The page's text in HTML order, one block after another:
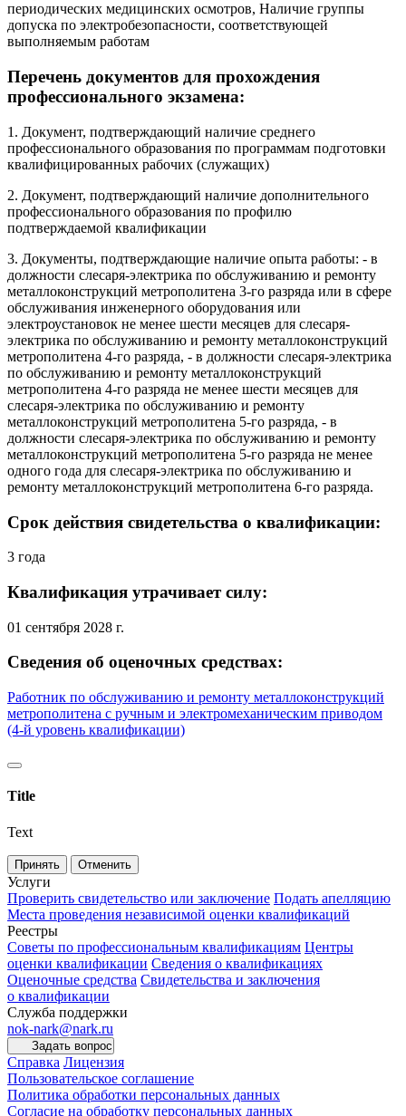
периодических медицинских осмотров, Наличие группы
допуска по электробезопасности, соответствующей
выполняемым работам
Перечень документов для прохождения
профессионального экзамена:
1. Документ, подтверждающий наличие среднего
профессионального образования по программам подготовки
квалифицированных рабочих (служащих)
2. Документ, подтверждающий наличие дополнительного
профессионального образования по профилю
подтверждаемой квалификации
3. Документы, подтверждающие наличие опыта работы: - в
должности слесаря-электрика по обслуживанию и ремонту
металлоконструкций метрополитена 3-го разряда или в сфере
обслуживания инженерного оборудования или
электроустановок не менее шести месяцев для слесаря-
электрика по обслуживанию и ремонту металлоконструкций
метрополитена 4-го разряда, - в должности слесаря-электрика
по обслуживанию и ремонту металлоконструкций
метрополитена 4-го разряда не менее шести месяцев для
слесаря-электрика по обслуживанию и ремонту
металлоконструкций метрополитена 5-го разряда, - в
должности слесаря-электрика по обслуживанию и ремонту
металлоконструкций метрополитена 5-го разряда не менее
одного года для слесаря-электрика по обслуживанию и
ремонту металлоконструкций метрополитена 6-го разряда.
Срок действия свидетельства о квалификации:
3 года
Квалификация утрачивает силу:
01 сентября 2028 г.
Сведения об оценочных средствах:
Работник по обслуживанию и ремонту металлоконструкций
метрополитена с ручным и электромеханическим приводом
(4-й уровень квалификации)
Title
Text
Принять Отменить
Услуги
Проверить свидетельство или заключение Подать апелляцию
Места проведения независимой оценки квалификаций
Реестры
Советы по профессиональным квалификациям Центры
оценки квалификации Сведения о квалификациях
Оценочные средства Свидетельства и заключения
о квалификации
Служба поддержки
nok-nark@nark.ru
Задать вопрос
Справка Лицензия
Пользовательское соглашение
Политика обработки персональных данных
Согласие на обработку персональных данных